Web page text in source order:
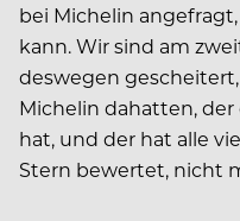
bei Michelin
kann. Wir sind am
deswegen
Michelin dahatten,
hat, und der hat alle
Stern bewertet, nicht